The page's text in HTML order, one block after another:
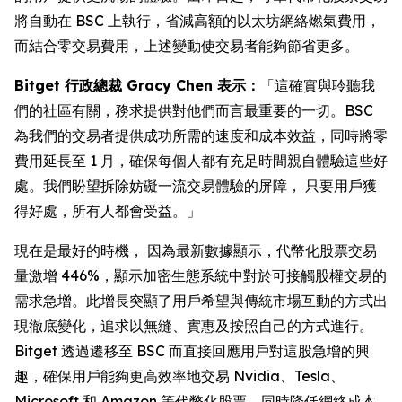
將自動在 BSC 上執行，省減高額的以太坊網絡燃氣費用，
而結合零交易費用，上述變動使交易者能夠節省更多。
Bitget 行政總裁 Gracy Chen 表示：
「這確實與聆聽我
們的社區有關，務求提供對他們而言最重要的一切。BSC
為我們的交易者提供成功所需的速度和成本效益，同時將零
費用延長至 1 月，確保每個人都有充足時間親自體驗這些好
處。我們盼望拆除妨礙一流交易體驗的屏障， 只要用戶獲
得好處，所有人都會受益。」
現在是最好的時機， 因為最新數據顯示，代幣化股票交易
量激增 446%，顯示加密生態系統中對於可接觸股權交易的
需求急增。此增長突顯了用戶希望與傳統市場互動的方式出
現徹底變化，追求以無縫、實惠及按照自己的方式進行。
Bitget 透過遷移至 BSC 而直接回應用戶對這股急增的興
趣，確保用戶能夠更高效率地交易 Nvidia、Tesla、